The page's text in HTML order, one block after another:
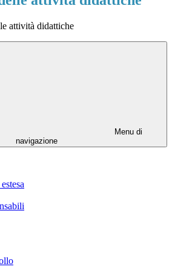
attività didattiche
Menu di
navigazione